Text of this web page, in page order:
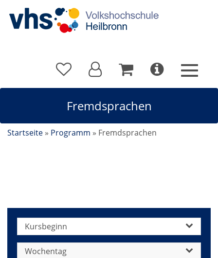
Fremdsprachen
Startseite » Programm » Fremdsprachen
Kursbeginn
Wochentag